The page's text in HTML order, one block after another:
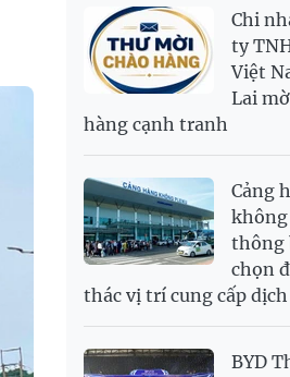
NOK
RUB
SAR
SGD
USD
26,010
PNJ
Chi
ty
Việt
Lai
hàng cạnh tranh
Cảng
thông
chọn
thác vị trí cung cấp
BYD